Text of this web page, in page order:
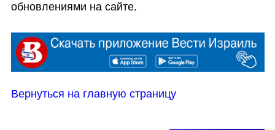
обновлениями на сайте.
Вернуться на главную страницу